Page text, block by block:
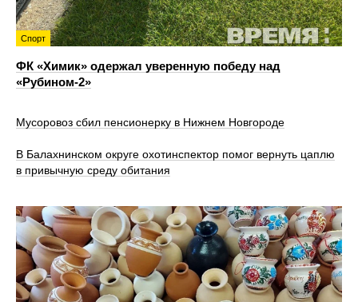
Спорт
ФК «Химик» одержал уверенную победу над
«Рубином‑2»
Мусоровоз сбил пенсионерку в Нижнем Новгороде
В Балахнинском округе охотинспектор помог вернуть цаплю
в привычную среду обитания